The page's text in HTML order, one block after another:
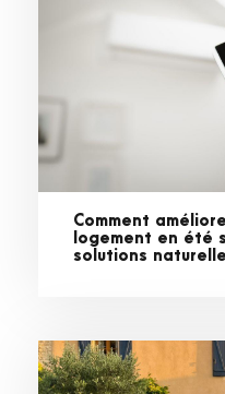
Comment
logement en été
solutions